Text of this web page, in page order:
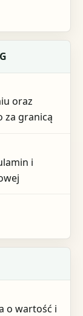
oraz
za granicą
i
o wartość i